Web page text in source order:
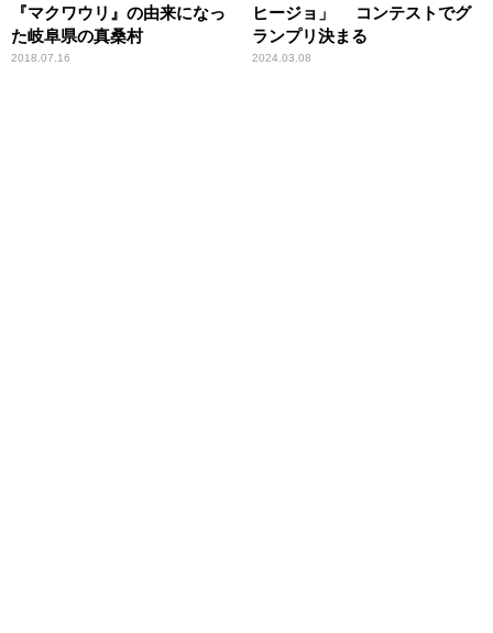
『マクワウリ』の由来になっ
た岐阜県の真桑村
2018.07.16
ヒージョ」 コンテストでグ
ランプリ決まる
2024.03.08